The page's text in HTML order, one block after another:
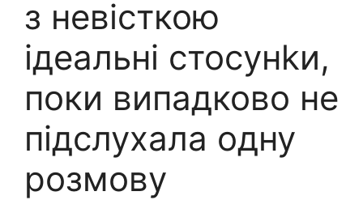
з невісткою
ідеальні стосунkи,
поки випадково не
підслухала одну
розмову